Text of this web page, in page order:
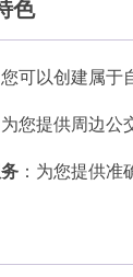
色
您可以创建属于
为您提供周边
：为您提供准